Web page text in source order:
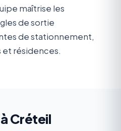
maîtrise les
de sortie
de stationnement,
résidences.
Créteil